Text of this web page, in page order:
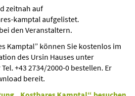
zeitnah auf
kamptal aufgelistet.
den Veranstaltern.
Kamptal” können Sie kostenlos im
des Ursin Hauses unter
+43 2734/2000-0 bestellen. Er
bereit.